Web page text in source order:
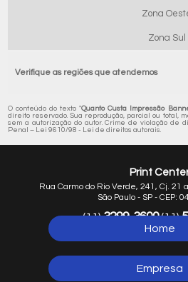
Zona
Zona Sul
Verifique as regiões que atendemos
O conteúdo do texto "Quanto Custa Impressão
direito reservado. Sua reprodução, parcial ou total,
sem a autorização do autor. Crime de violação de
Penal – Lei 9610/98 - Lei de direitos autorais.
Print
Rua Carmo do Rio Verde, 241, Cj. 21
São Paulo - SP - CEP:
(11)3299-3600(11)
5641-
Home
Empresa